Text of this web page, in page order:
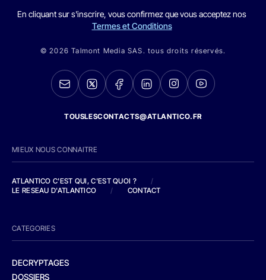
En cliquant sur s'inscrire, vous confirmez que vous acceptez nos
Termes et Conditions
© 2026 Talmont Media SAS. tous droits réservés.
TOUSLESCONTACTS@ATLANTICO.FR
MIEUX NOUS CONNAITRE
ATLANTICO C'EST QUI, C'EST QUOI ?
/
LE RESEAU D'ATLANTICO
/ CONTACT
CATEGORIES
DECRYPTAGES
DOSSIERS